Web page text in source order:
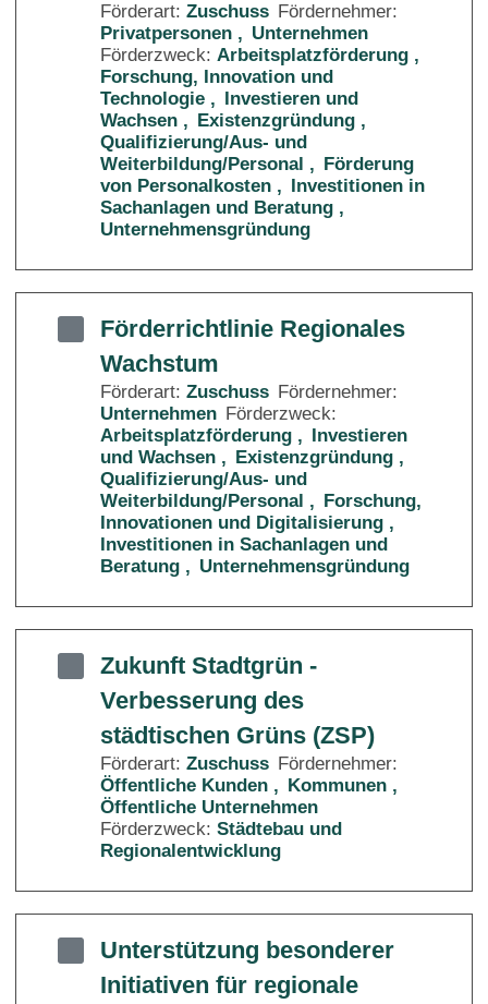
Förderart: Zuschuss Fördernehmer:
Privatpersonen
Unternehmen
Förderzweck: Arbeitsplatzförderung
Forschung, Innovation und
Technologie
Investieren und
Wachsen
Existenzgründung
Qualifizierung/Aus- und
Weiterbildung/Personal
Förderung
von Personalkosten
Investitionen in
Sachanlagen und Beratung
Unternehmensgründung
Förderrichtlinie Regionales
Wachstum
Förderart: Zuschuss Fördernehmer:
Unternehmen Förderzweck:
Arbeitsplatzförderung
Investieren
und Wachsen
Existenzgründung
Qualifizierung/Aus- und
Weiterbildung/Personal
Forschung,
Innovationen und Digitalisierung
Investitionen in Sachanlagen und
Beratung
Unternehmensgründung
Zukunft Stadtgrün -
Verbesserung des
städtischen Grüns (ZSP)
Förderart: Zuschuss Fördernehmer:
Öffentliche Kunden
Kommunen
Öffentliche Unternehmen
Förderzweck: Städtebau und
Regionalentwicklung
Unterstützung besonderer
Initiativen für regionale